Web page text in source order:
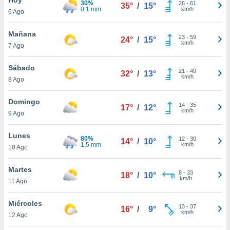
en
más
nuestra
de
cookies
aceptar
6 Ago
30%
0.1 mm
35° / 15° 26- 61
km/h
Mañana
7 Ago
24° / 15° 23- 59
km/h
Sábado
8 Ago
32° / 13° 21 - 49
km/h
Domingo
9 Ago
17° / 12° 14- 35
km/h
Lunes
10 Ago
80%
1.5 mm
14° / 10° 12- 30
km/h
Martes
11 Ago
18° / 10° 8- 33
km/h
Miércoles
12 Ago
16° / 9° 13- 37
km/h